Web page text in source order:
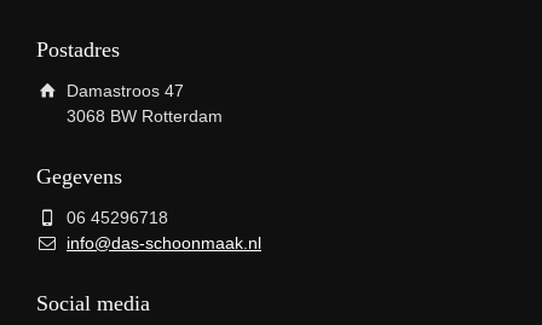
Postadres
Damastroos 47
3068 BW Rotterdam
Gegevens
06 45296718
info@das-schoonmaak.nl
Social media